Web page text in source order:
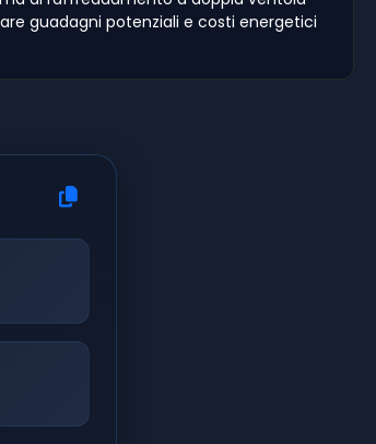
guadagni potenziali e costi energetici